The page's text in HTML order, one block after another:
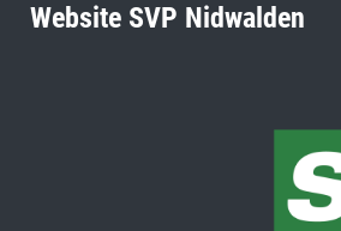
Website SVP Nidwalden